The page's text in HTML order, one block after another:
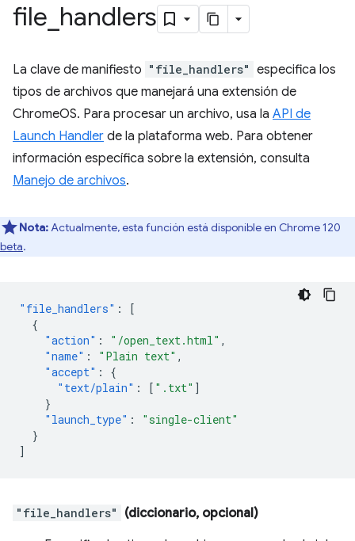
file handlers
La clave de manifiesto "file_handlers" especifica los
tipos de archivos que manejará una extensión de
ChromeOS. Para procesar un archivo, usa la API de
Launch Handler de la plataforma web. Para obtener
información específica sobre la extensión, consulta
Manejo de archivos.
Nota:Actualmente, esta función está disponible en Chrome 120
beta.
"file_handlers" :
[
{
"action" : "/open_text.html" ,
"name" : "Plain text" ,
"accept" :
{
"text/plain" : [ ".txt" ]
}
"launch_type" :
"single-client"
}
]
"file_handlers"
(diccionario, opcional)